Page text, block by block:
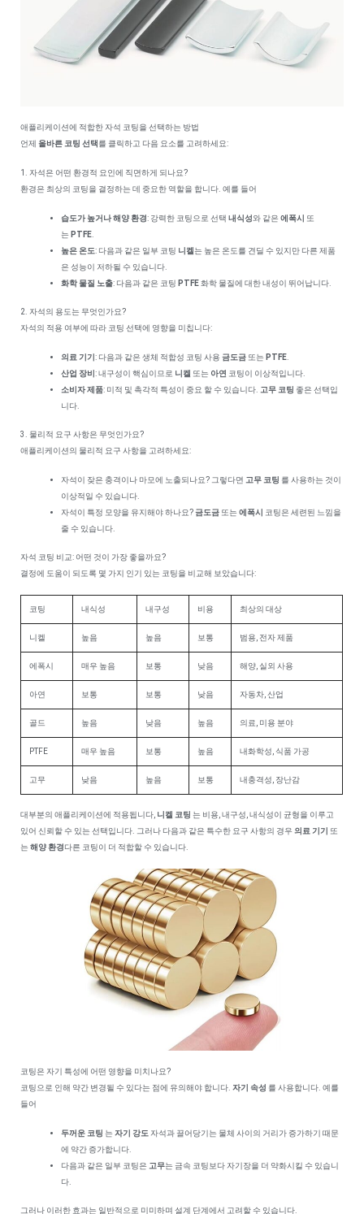
애플리케이션에 적합한 자석 코팅을 선택하는 방법
언제올바른 코팅 선택 를 클릭하고 다음 요소를 고려하세요:
1. 자석은 어떤 환경적 요인에 직면하게 되나요?
환경은 최상의 코팅을 결정하는 데 중요한 역할을 합니다. 예를 들어
습도가 높거나 해양 환경: 강력한 코팅으로 선택내식성와 같은에폭시
또
는 PTFE
높은 온도: 다음과 같은 일부 코팅 니켈는 높은 온도를 견딜 수 있지만 다른 제품
은 성능이 저하될 수 있습니다.
화학 물질 노출: 다음과 같은 코팅 PTFE화학 물질에 대한 내성이 뛰어납니다.
2. 자석의 용도는 무엇인가요?
자석의 적용 여부에 따라 코팅 선택에 영향을 미칩니다:
의료 기기: 다음과 같은 생체 적합성 코팅 사용금도금 또는 PTFE
산업 장비: 내구성이 핵심이므로 니켈 또는 아연 코팅이 이상적입니다.
소비자 제품: 미적 및 촉각적 특성이 중요 할 수 있습니다. 고무 코팅 좋은 선택입
니다.
3. 물리적 요구 사항은 무엇인가요?
애플리케이션의 물리적 요구 사항을 고려하세요:
자석이 잦은 충격이나 마모에 노출되나요? 그렇다면 고무 코팅 를 사용하는 것이
이상적일 수 있습니다.
자석이 특정 모양을 유지해야 하나요?금도금 또는에폭시
코팅은 세련된 느낌을
줄 수 있습니다.
자석 코팅 비교: 어떤 것이 가장 좋을까요?
결정에 도움이 되도록 몇 가지 인기 있는 코팅을 비교해 보았습니다:
코팅 내식성 내구성 비용 최상의 대상
니켈 높음 높음 보통 범용, 전자 제품
에폭시 매우 높음 보통 낮음 해양, 실외 사용
아연 보통 보통 낮음 자동차, 산업
골드 높음 낮음 높음 의료, 미용 분야
PTFE 매우 높음 보통 높음 내화학성, 식품 가공
고무 낮음 높음 보통 내충격성, 장난감
대부분의 애플리케이션에 적용됩니다, 니켈 코팅 는 비용, 내구성, 내식성이 균형을 이루고
있어 신뢰할 수 있는 선택입니다. 그러나 다음과 같은 특수한 요구 사항의 경우의료 기기
또
는해양 환경다른 코팅이 더 적합할 수 있습니다.
코팅은 자기 특성에 어떤 영향을 미치나요?
코팅으로 인해 약간 변경될 수 있다는 점에 유의해야 합니다.자기 속성 를 사용합니다. 예를
들어
두꺼운 코팅 는자기 강도 자석과 끌어당기는 물체 사이의 거리가 증가하기 때문
에 약간 증가합니다.
다음과 같은 일부 코팅은 고무는 금속 코팅보다 자기장을 더 약화시킬 수 있습니
다.
그러나 이러한 효과는 일반적으로 미미하며 설계 단계에서 고려할 수 있습니다.